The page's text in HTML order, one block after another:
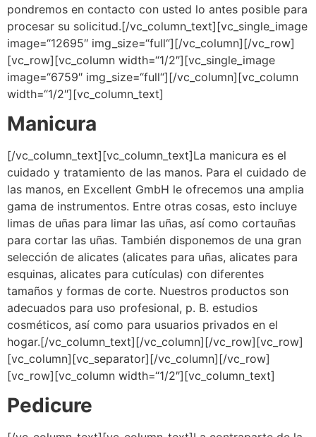
pondremos en contacto con usted lo antes posible para
procesar su solicitud.[/vc_column_text][vc_single_image
image=“12695″ img_size=“full“][/vc_column][/vc_row]
[vc_row][vc_column width=“1/2″][vc_single_image
image=“6759″ img_size=“full“][/vc_column][vc_column
width=“1/2″][vc_column_text]
Manicura
[/vc_column_text][vc_column_text]La manicura es el
cuidado y tratamiento de las manos. Para el cuidado de
las manos, en Excellent GmbH le ofrecemos una amplia
gama de instrumentos. Entre otras cosas, esto incluye
limas de uñas para limar las uñas, así como cortauñas
para cortar las uñas. También disponemos de una gran
selección de alicates (alicates para uñas, alicates para
esquinas, alicates para cutículas) con diferentes
tamaños y formas de corte. Nuestros productos son
adecuados para uso profesional, p. B. estudios
cosméticos, así como para usuarios privados en el
hogar.[/vc_column_text][/vc_column][/vc_row][vc_row]
[vc_column][vc_separator][/vc_column][/vc_row]
[vc_row][vc_column width=“1/2″][vc_column_text]
Pedicure